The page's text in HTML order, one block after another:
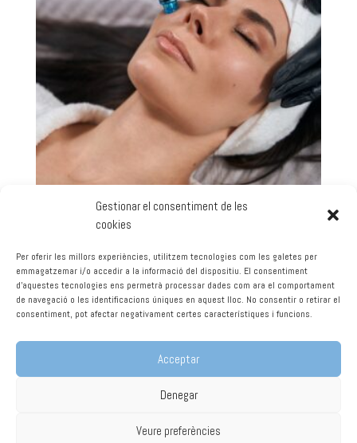
Gestionar el consentiment de les
cookies
Per oferir les millors experiències, utilitzem tecnologies com les galetes per
emmagatzemar i/o accedir a la informació del dispositiu. El consentiment
d'aquestes tecnologies ens permetrà processar dades com ara el comportament
de navegació o les identificacions úniques en aquest lloc. No consentir o retirar el
consentiment, pot afectar negativament certes característiques i funcions.
Acceptar
Denegar
Veure preferències
35,00€
Afegeix a la cistella